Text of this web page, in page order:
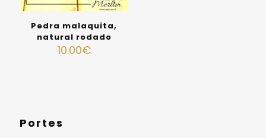
Pedra malaquita,
natural rodado
10.00€
Portes